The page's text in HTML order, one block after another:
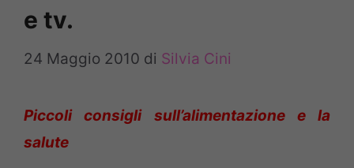
e tv.
24 Maggio 2010 di Silvia Cini
Piccoli consigli sull’alimentazione e la
salute